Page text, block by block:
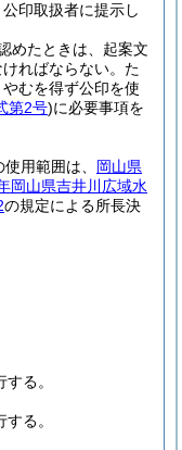
印取扱者に提示し
めたときは、起案文
ればならない。 た
むを得ず公印を使
第2号)に必要事項を
用範囲は、 岡山県
岡山県吉井川広域水
の規定による所長決
る。
る。